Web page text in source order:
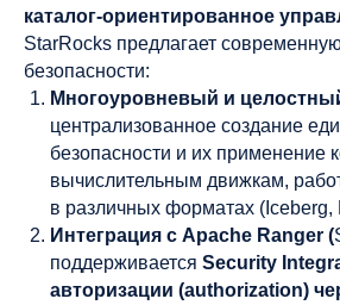
каталог-ориентированное
StarRocks предлагает
безопасности:
Многоуровневый и
централизованное создание
безопасности и их применение
вычислительным движкам,
в различных форматах (Iceberg,
Интеграция с Apache Ranger (
поддерживается Security
авторизации (authorization)